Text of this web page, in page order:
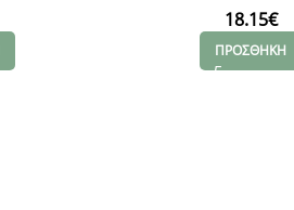
18.15€
ΠΡΟΣΘΗΚΗ